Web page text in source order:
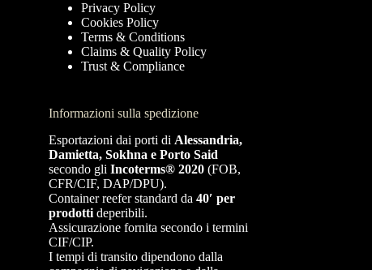
Privacy Policy
Cookies Policy
Terms & Conditions
Claims & Quality Policy
Trust & Compliance
Informazioni sulla spedizione
Esportazioni dai porti di Alessandria,
Damietta, Sokhna e Porto Said
secondo gli Incoterms® 2020(FOB,
CFR/CIF, DAP/DPU).
Container reefer standard da 40′ per
prodottideperibili.
Assicurazione fornita secondo i termini
CIF/CIP.
I tempi di transito dipendono dalla